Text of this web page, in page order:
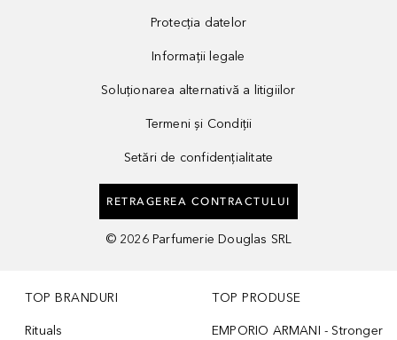
Protecția datelor
Informații legale
Soluționarea alternativă a litigiilor
Termeni și Condiții
Setări de confidențialitate
RETRAGEREA CONTRACTULUI
© 2026 Parfumerie Douglas SRL
TOP BRANDURI
Rituals
TOP PRODUSE
EMPORIO ARMANI - Stronger